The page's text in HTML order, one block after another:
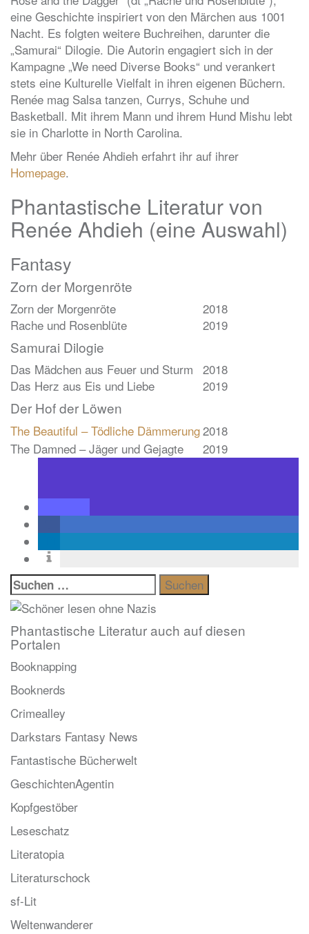
eine Geschichte inspiriert von den Märchen aus 1001
Nacht. Es folgten weitere Buchreihen, darunter die
„Samurai“ Dilogie. Die Autorin engagiert sich in der
Kampagne „We need Diverse Books“ und verankert
stets eine Kulturelle Vielfalt in ihren eigenen Büchern.
Renée mag Salsa tanzen, Currys, Schuhe und
Basketball. Mit ihrem Mann und ihrem Hund Mishu lebt
sie in Charlotte in North Carolina.
Mehr über Renée Ahdieh erfahrt ihr auf ihrer
Homepage.
Phantastische Literatur von
Renée Ahdieh (eine Auswahl)
Fantasy
Zorn der Morgenröte
Zorn der Morgenröte
2018
Rache und Rosenblüte
2019
Samurai Dilogie
Das Mädchen aus Feuer und Sturm 2018
Das Herz aus Eis und Liebe
2019
Der Hof der Löwen
The Beautiful – Tödliche Dämmerung2018
The Damned – Jäger und Gejagte
2019
Suchen
nach:
Phantastische Literatur auch auf diesen
Portalen
Booknapping
Booknerds
Crimealley
Darkstars Fantasy News
Fantastische Bücherwelt
GeschichtenAgentin
Kopfgestöber
Leseschatz
Literatopia
Literaturschock
sf-Lit
Weltenwanderer